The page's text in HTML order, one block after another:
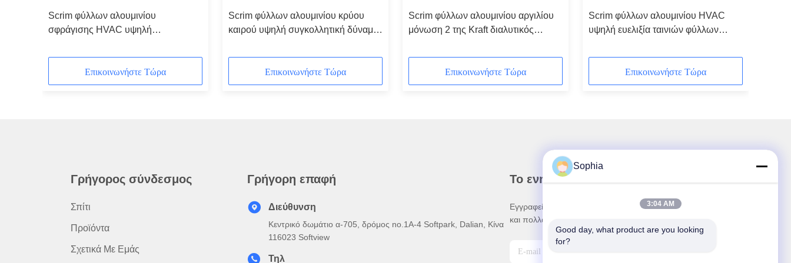
Scrim φύλλων αλουμινίου
σφράγισης HVAC υψηλή
Επικοινωνήστε Τώρα
Scrim φύλλων αλουμινίου κρύου
καιρού υψηλή συγκολλητική δύναμη
Επικοινωνήστε Τώρα
Scrim φύλλων αλουμινίου αργιλίου
μόνωση 2 της Kraft διαλυτικός
καιρός τρόπων
Επικοινωνήστε Τώρα
Scrim φύλλων αλουμινίου HVAC
υψηλή ευελιξία ταινιών φύλλων
Επικοινωνήστε Τώρα
Γρήγορος σύνδεσμος
Σπίτι
Προϊόντα
Σχετικά Με Εμάς
Γρήγορη επαφή
Διεύθυνση
Κεντρικό δωμάτιο α-705, δρόμος no.1A-4 Softpark, Dalian, Κίνα
116023 Softview
Τηλ
Το ενημερωτικό μας δελτίο
Εγγραφείτε στο ενημερωτικό μας δελτίο για εκπτώσεις
και πολλά άλλα.
Sophia
3:04 AM
Good day, what product are you looking
for?